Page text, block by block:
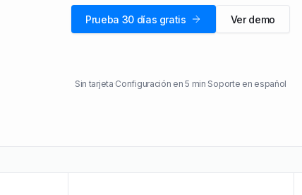
Prueba 30 días gratis Ver demo
Sin tarjeta Configuración en 5 min Soporte en español